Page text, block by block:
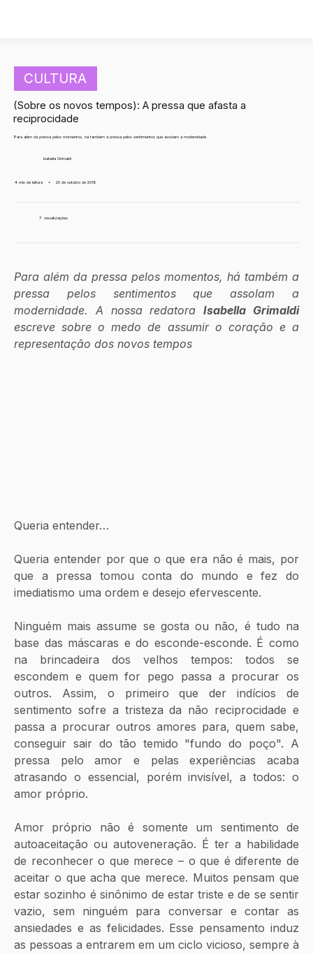
CULTURA
(Sobre os novos tempos): A pressa que afasta a
reciprocidade
Para além da pressa pelos momentos, há também a pressa pelos sentimentos que assolam a modernidade.
Isabella Grimaldi
4 min de leitura • 20 de outubro de 2018
7 visualizações
Para além da pressa pelos momentos, há também a
pressa pelos sentimentos que assolam a
modernidade. A nossa redatora Isabella Grimaldi
escreve sobre o medo de assumir o coração e a
representação dos novos tempos
Queria entender…
Queria entender por que o que era não é mais, por
que a pressa tomou conta do mundo e fez do
imediatismo uma ordem e desejo efervescente.
Ninguém mais assume se gosta ou não, é tudo na
base das máscaras e do esconde-esconde. É como
na brincadeira dos velhos tempos: todos se
escondem e quem for pego passa a procurar os
outros. Assim, o primeiro que der indícios de
sentimento sofre a tristeza da não reciprocidade e
passa a procurar outros amores para, quem sabe,
conseguir sair do tão temido "fundo do poço". A
pressa pelo amor e pelas experiências acaba
atrasando o essencial, porém invisível, a todos: o
amor próprio.
Amor próprio não é somente um sentimento de
autoaceitação ou autoveneração. É ter a habilidade
de reconhecer o que merece – o que é diferente de
aceitar o que acha que merece. Muitos pensam que
estar sozinho é sinônimo de estar triste e de se sentir
vazio, sem ninguém para conversar e contar as
ansiedades e as felicidades. Esse pensamento induz
as pessoas a entrarem em um ciclo vicioso, sempre à